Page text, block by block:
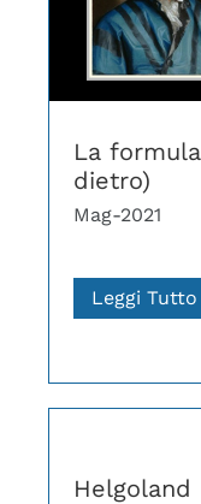
La
dietro)
Mag-2021
Leggi
Helgoland